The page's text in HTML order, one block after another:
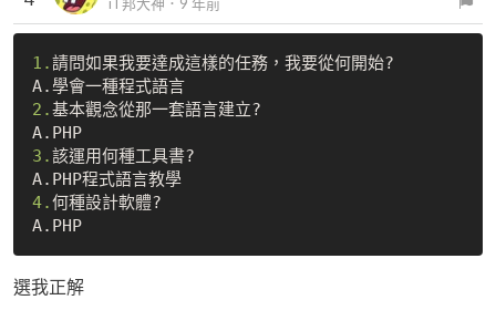
1.請問如果我要達成這樣的任務，我要從何開始?
A.學會一種程式語言
2.基本觀念從那一套語言建立?
A.PHP
3.該運用何種工具書?
A.PHP程式語言教學
4.何種設計軟體?
A.PHP
選我正解